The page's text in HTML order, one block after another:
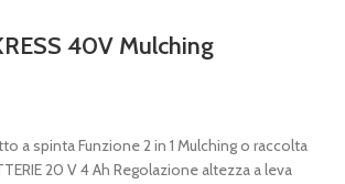
40V Mulching
a spinta Funzione 2 in 1 Mulching o raccolta
20 V 4 Ah Regolazione altezza a leva